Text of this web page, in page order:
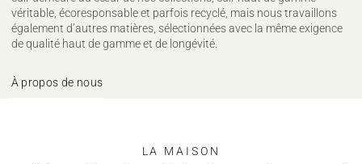
véritable, écoresponsable et parfois recyclé, mais nous travaillons
également d’autres matières, sélectionnées avec la même exigence
de qualité haut de gamme et de longévité.
À propos de nous
LA MAISON